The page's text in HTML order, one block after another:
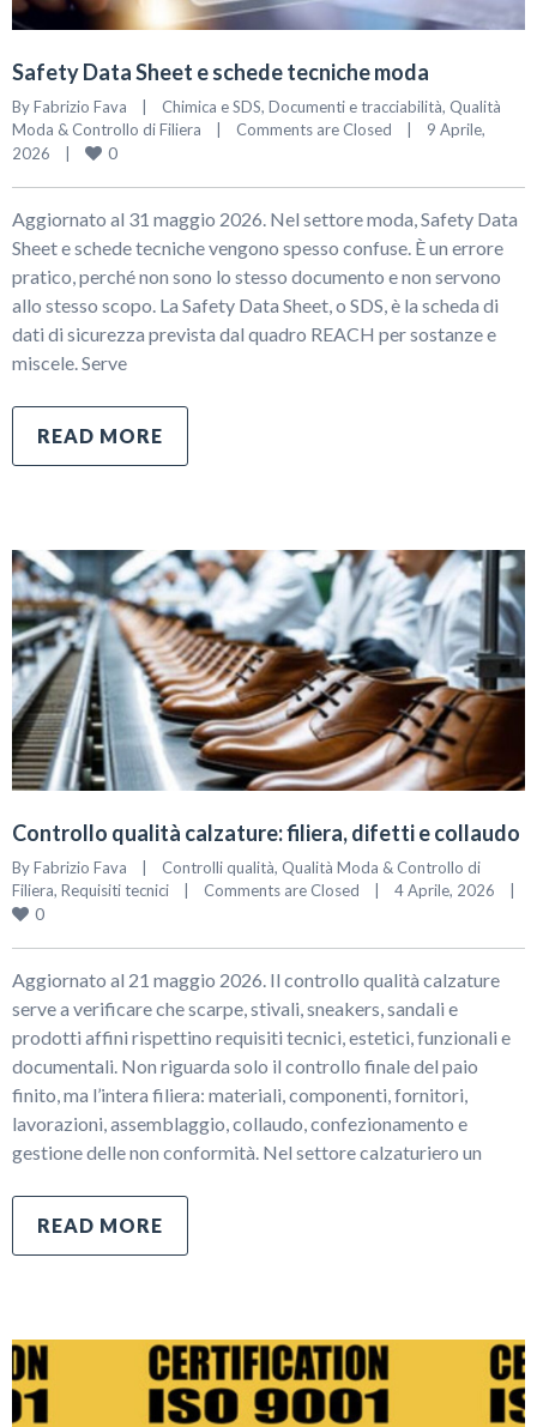
Safety Data Sheet e schede tecniche moda
By Fabrizio Fava | Chimica e SDS, Documenti e tracciabilità, Qualità
Moda & Controllo di Filiera
| Comments are Closed |
9 Aprile,
2026 | 0
Aggiornato al 31 maggio 2026. Nel settore moda, Safety Data
Sheet e schede tecniche vengono spesso confuse. È un errore
pratico, perché non sono lo stesso documento e non servono
allo stesso scopo. La Safety Data Sheet, o SDS, è la scheda di
dati di sicurezza prevista dal quadro REACH per sostanze e
miscele. Serve
READ MORE
Controllo qualità calzature: filiera, difetti e collaudo
By Fabrizio Fava Controlli qualità, Qualità Moda & Controllo di
Filiera, Requisiti tecnici Comments are Closed 4 Aprile, 2026
0
Aggiornato al 21 maggio 2026. Il controllo qualità calzature
serve a verificare che scarpe, stivali, sneakers, sandali e
prodotti affini rispettino requisiti tecnici, estetici, funzionali e
documentali. Non riguarda solo il controllo finale del paio
finito, ma l’intera filiera: materiali, componenti, fornitori,
lavorazioni, assemblaggio, collaudo, confezionamento e
gestione delle non conformità. Nel settore calzaturiero un
READ MORE